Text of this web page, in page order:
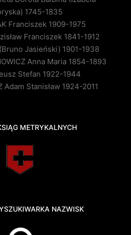
1745-1835
Franciszek 1909-1975
Franciszek 1841-1912
Jasieński) 1901-1938
Anna Maria 1854-1893
Stefan 1922-1944
Adam Stanisław 1924-2011
METRYKALNYCH
NAZWISK